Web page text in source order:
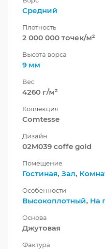
Средний
Плотность
2 000 000 точек/м²
Высота ворса
9 мм
Вес
4260 г/м²
Коллекция
Comtesse
Дизайн
02M039 coffe gold
Помещение
Гостиная, Зал,
Особенности
Высокоплотный, На
Основа
Джутовая
Фактура